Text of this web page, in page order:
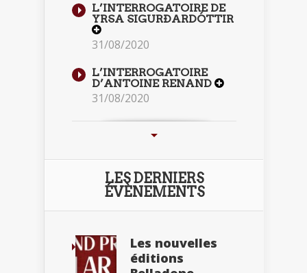
L’INTERROGATOIRE DE
YRSA SIGURÐARDÓTTIR
31/08/2020
L’INTERROGATOIRE
D’ANTOINE RENAND
31/08/2020
LES DERNIERS
ÉVÈNEMENTS
Les nouvelles
éditions